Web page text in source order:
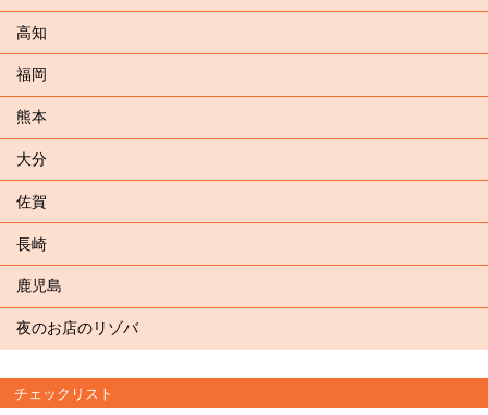
高知
福岡
熊本
大分
佐賀
長崎
鹿児島
夜のお店のリゾバ
チェックリスト